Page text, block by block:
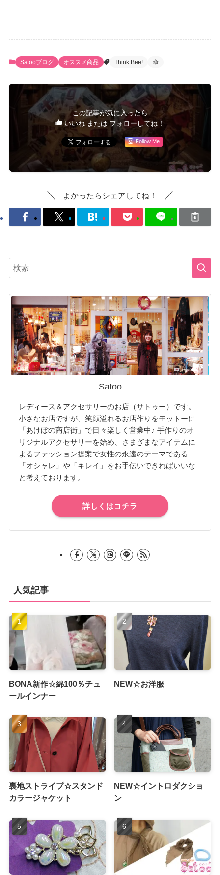
Satooブログ オススメ商品 Think Bee! 傘
この記事が気に入ったら
いいね または フォローしてね！
Follow Me
よかったらシェアしてね！
Satoo
レディース＆アクセサリーのお店（サトゥー）です。
小さなお店ですが、笑顔溢れるお店作りをモットーに
「あけぼの商店街」で日々楽しく営業中♪ 手作りのオ
リジナルアクセサリーを始め、さまざまなアイテムに
よるファッション提案で女性の永遠のテーマである
「オシャレ」や「キレイ」をお手伝いできればいいな
と考えております。
詳しくはコチラ
人気記事
BONA新作☆綿100％チュ
ールインナー
NEW☆お洋服
裏地ストライプ☆スタンド
カラージャケット
NEW☆イントロダクショ
ン